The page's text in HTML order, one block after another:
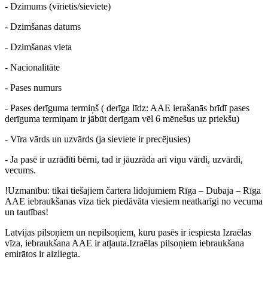
- Dzimums (vīrietis/sieviete)
- Dzimšanas datums
- Dzimšanas vieta
- Nacionalitāte
- Pases numurs
- Pases derīguma termiņš ( derīga līdz: AAE ierašanās brīdī pases
derīguma termiņam ir jābūt derīgam vēl 6 mēnešus uz priekšu)
- Vīra vārds un uzvārds (ja sieviete ir precējusies)
- Ja pasē ir uzrādīti bērni, tad ir jāuzrāda arī viņu vārdi, uzvārdi,
vecums.
!Uzmanību: tikai tiešajiem čartera lidojumiem Rīga – Dubaja – Rīga
AAE iebraukšanas vīza tiek piedāvāta viesiem neatkarīgi no vecuma
un tautības!
Latvijas pilsoņiem un nepilsoņiem, kuru pasēs ir iespiesta Izraēlas
vīza, iebraukšana AAE ir atļauta.Izraēlas pilsoņiem iebraukšana
emirātos ir aizliegta.